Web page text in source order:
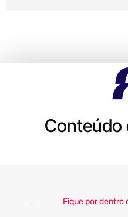
Conteúdo
Fique por dentro